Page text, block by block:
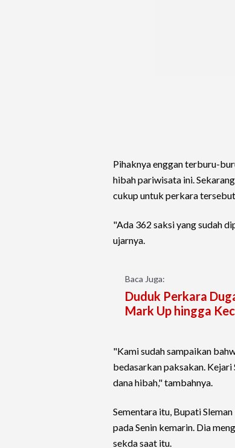
Pihaknya enggan terburu-
hibah pariwisata ini.
cukup untuk perkara
"Ada 362 saksi yang sudah
ujarnya.
Baca Juga:
Duduk Perkara
Mark Up hingga
"Kami sudah sampaikan
bedasarkan paksakan.
dana hibah," tambahnya.
Sementara itu, Bupati
pada Senin kemarin. Dia
sekda saat itu.